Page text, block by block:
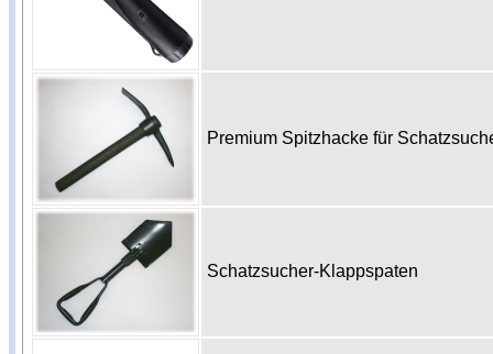
Premium Spitzhacke für
Schatzsucher-Klappspaten